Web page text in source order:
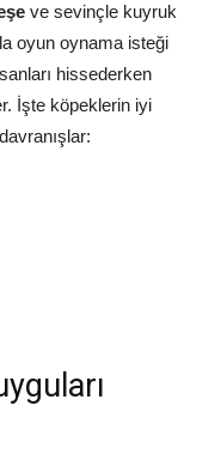
ve sevinçle kuyruk
oyun oynama isteği
hissederken
İşte köpeklerin iyi